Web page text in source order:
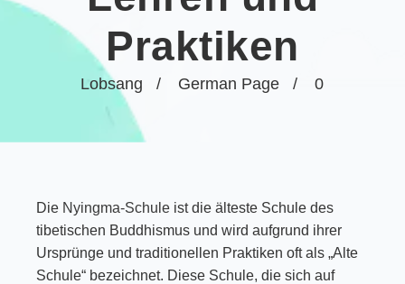
Lobsang German Page 0
Praktiken
Die Nyingma-Schule ist die älteste Schule des
tibetischen Buddhismus und wird aufgrund ihrer
Ursprünge und traditionellen Praktiken oft als „Alte
Schule“ bezeichnet. Diese Schule, die sich auf